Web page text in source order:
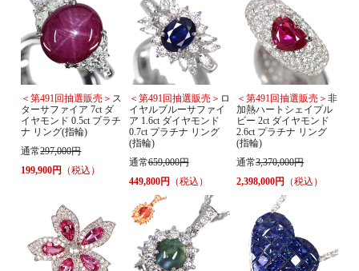
＜第491回抽選販売＞ ス
ターサファイア 7ct ダ
イヤモンド 0.5ct プラチ
ナ リング(指輪)
通常297,000円
199,900円
（税込）
＜第491回抽選販売＞ ロ
イヤルブルーサファイ
ア 1.6ct ダイヤモンド
0.7ct プラチナ リング
(指輪)
通常659,000円
449,800円
（税込）
＜第491回抽選販売＞非
加熱ハートシェイプル
ビー 2ct ダイヤモンド
2.6ct プラチナ リング
(指輪)
通常3,370,000円
2,398,000円
（税込）